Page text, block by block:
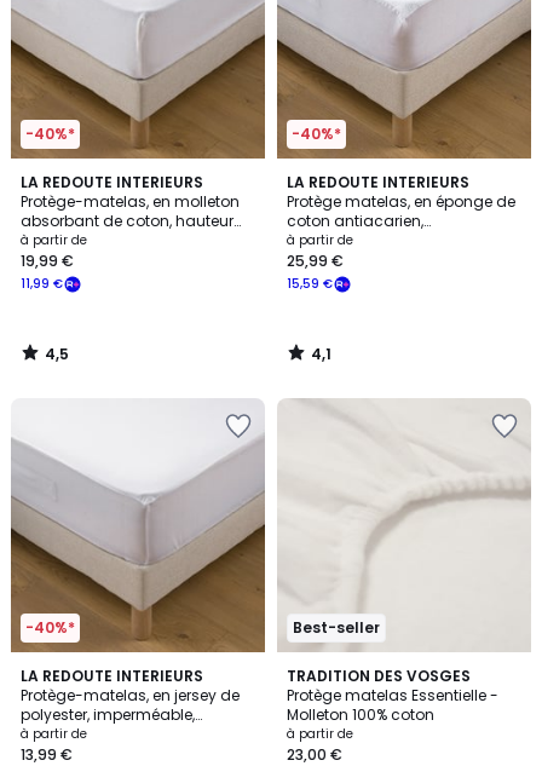
-40%*
LA REDOUTE INTERIEURS
Protège-matelas, en molleton
absorbant de coton, hauteur
maxi 20 cm
à partir de
11,99 €
19,99 €
4,5
/ 5
4,5
/
-40%*
LA REDOUTE INTERIEURS
Protège matelas, en éponge de
coton antiacarien,
imperméable, hauteur maxi 25
cm
à partir de
15,59 €
25,99 €
4,1
/ 5
4,1
/
-40%*
LA REDOUTE INTERIEURS
Protège-matelas, en jersey de
polyester, imperméable,
hauteur maxi 20 cm
à partir de
13,99 €
4,1
/ 5
Best-seller
TRADITION DES VOSGES
Protège matelas Essentielle -
Molleton 100% coton
à partir de
23,00 €
4,8
/ 5